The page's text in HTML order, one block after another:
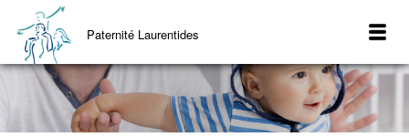
Paternité Laurentides